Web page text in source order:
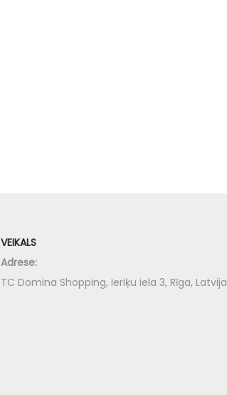
VEIKALS
Adrese:
TC Domina Shopping, Ieriķu iela 3, Rīga, Latvija